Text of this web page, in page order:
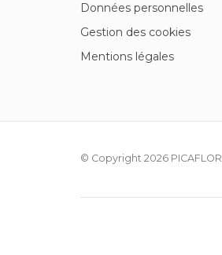
Données personnelles
Gestion des cookies
Mentions légales
© Copyright 2026 PICAFLOR